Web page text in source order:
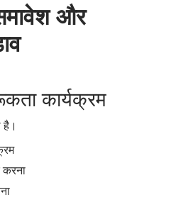
और
कार्यक्रम
है।
करना